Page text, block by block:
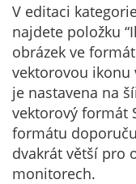
V editaci
najdete položku
obrázek ve
vektorovou ikonu
je nastavena na
vektorový formát
formátu
dvakrát větší pro
monitorech.